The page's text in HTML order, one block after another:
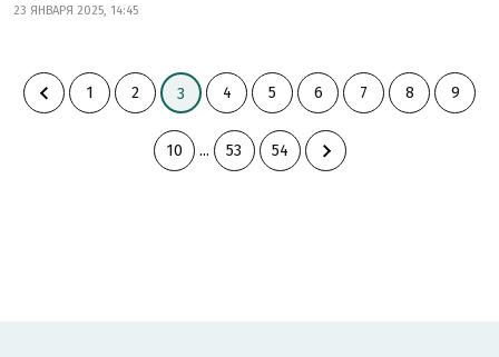
23 ЯНВАРЯ 2025, 14:45
1 2 3 4 5 6 7 8 9
10 ... 53 54